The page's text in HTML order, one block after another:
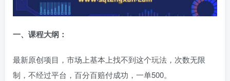
一、 课程大纲：
最新原创项目，市场上基本上找不到这个玩法，次数无限
制，不经过平台，百分百赔付成功，一单500。